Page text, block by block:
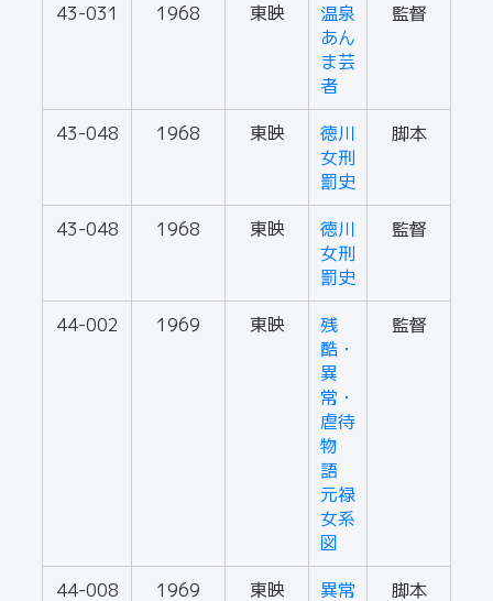
43-031 1968 東映
温泉
あん
ま芸
者
監督
43-048 1968 東映
徳川
女刑
罰史
脚本
43-048 1968 東映
徳川
女刑
罰史
監督
44-002 1969 東映
残
酷・
異
常・
虐待
物
語
元禄
女系
図
監督
44-008 1969 東映
異常
脚本